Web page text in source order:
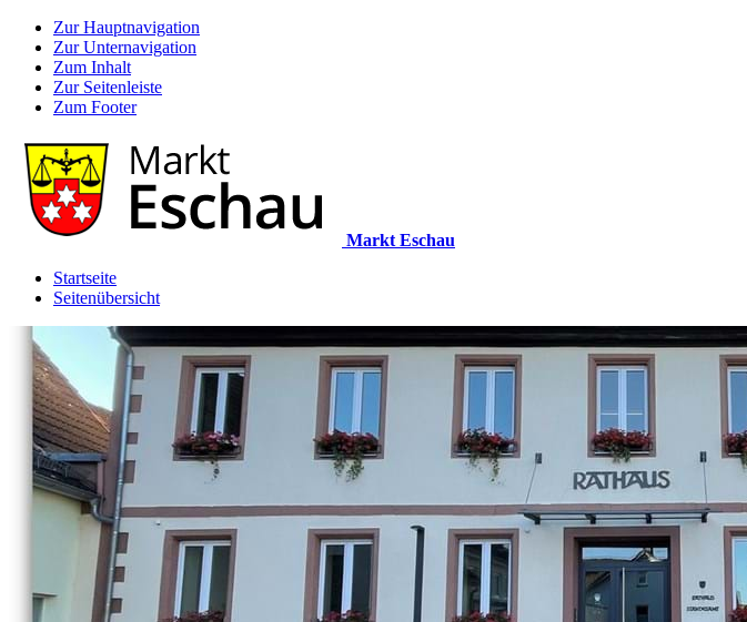
Zur Hauptnavigation
Zur Unternavigation
Zum Inhalt
Zur Seitenleiste
Zum Footer
Markt Eschau
Startseite
Seitenübersicht